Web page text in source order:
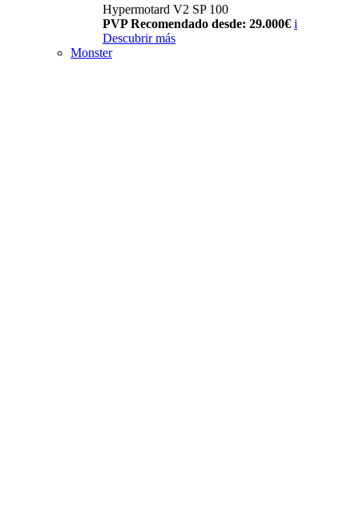
Hypermotard V2 SP 100
PVP Recomendado desde: 29.000€ i
Descubrir más
Monster